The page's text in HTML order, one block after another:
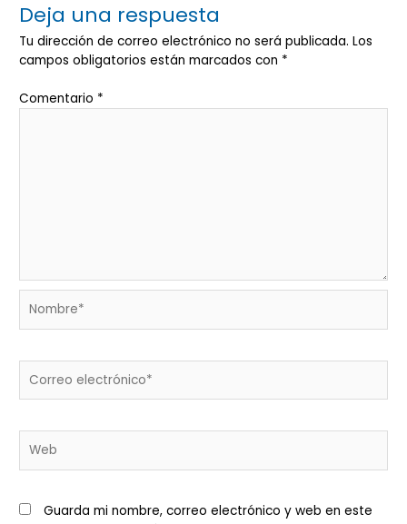
Deja una respuesta
Tu dirección de correo electrónico no será publicada. Los
campos obligatorios están marcados con *
Comentario *
electrónico*
Guarda mi nombre, correo electrónico y web en este